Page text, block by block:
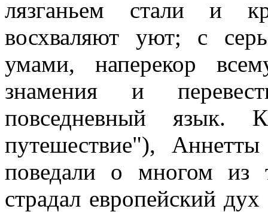
лязганьем стали и
восхваляют уют; с
умами, наперекор
знамения и
повседневный язык.
путешествие"),
поведали о многом из
страдал европейский